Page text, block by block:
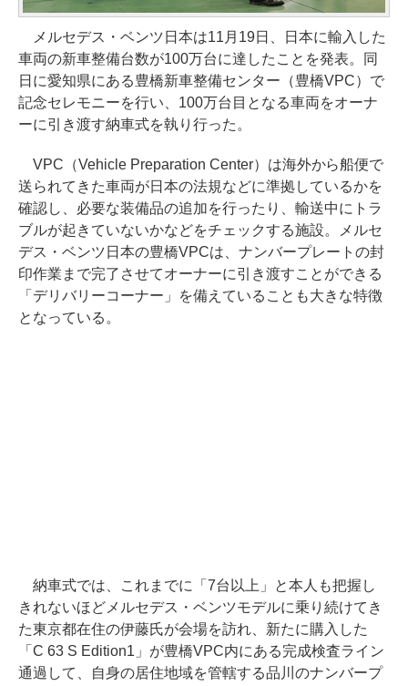
メルセデス・ベンツ日本は11月19日、日本に輸入した
車両の新車整備台数が100万台に達したことを発表。同
日に愛知県にある豊橋新車整備センター（豊橋VPC）で
記念セレモニーを行い、100万台目となる車両をオーナ
ーに引き渡す納車式を執り行った。
VPC（Vehicle Preparation Center）は海外から船便で
送られてきた車両が日本の法規などに準拠しているかを
確認し、必要な装備品の追加を行ったり、輸送中にトラ
ブルが起きていないかなどをチェックする施設。メルセ
デス・ベンツ日本の豊橋VPCは、ナンバープレートの封
印作業まで完了させてオーナーに引き渡すことができる
「デリバリーコーナー」を備えていることも大きな特徴
となっている。
納車式では、これまでに「7台以上」と本人も把握し
きれないほどメルセデス・ベンツモデルに乗り続けてき
た東京都在住の伊藤氏が会場を訪れ、新たに購入した
「C 63 S Edition1」が豊橋VPC内にある完成検査ライン
通過して、自身の居住地域を管轄する品川のナンバープ